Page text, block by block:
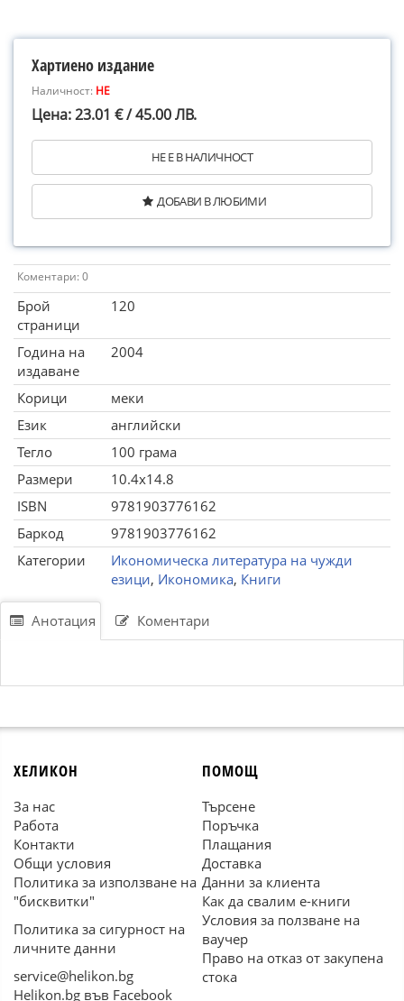
Хартиено издание
Наличност: НЕ
Цена: 23.01 € / 45.00 ЛВ.
НЕ Е В НАЛИЧНОСТ
ДОБАВИ В ЛЮБИМИ
Коментари: 0
Брой
страници
120
Година на
издаване
2004
Корици
меки
Език
английски
Тегло
100 грама
Размери
10.4x14.8
ISBN
9781903776162
Баркод
9781903776162
Категории
Икономическа литература на чужди
езици, Икономика, Книги
Анотация Коментари
ХЕЛИКОН
За нас
Работа
Контакти
Общи условия
Политика за използване на
"бисквитки"
Политика за сигурност на
личните данни
service@helikon.bg
Helikon.bg във Facebook
ПОМОЩ
Търсене
Поръчка
Плащания
Доставка
Данни за клиента
Как да свалим е-книги
Условия за ползване на
ваучер
Право на отказ от закупена
стока